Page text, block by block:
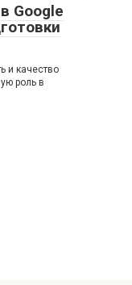
Google
и качество
роль в